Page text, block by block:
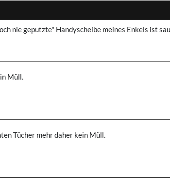
nie geputzte" Handyscheibe meines Enkels ist
Müll.
Tücher mehr daher kein Müll.